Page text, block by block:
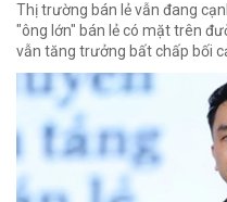
Thị trường bán lẻ vẫn đang
"ông lớn" bán lẻ có mặt trên
vẫn tăng trưởng bất chấp bối